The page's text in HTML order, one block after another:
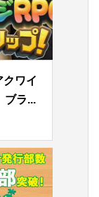
クワイ
ブラ...